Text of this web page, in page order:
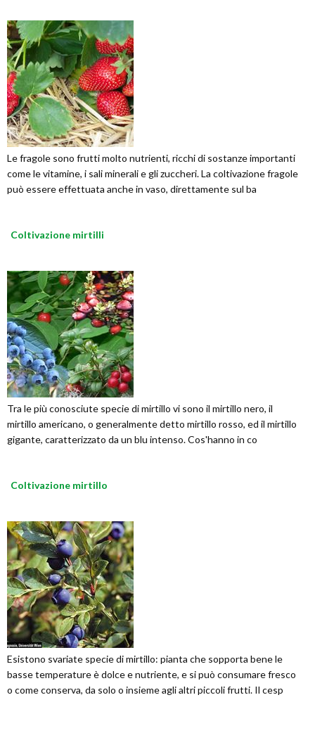
Le fragole sono frutti molto nutrienti, ricchi di sostanze importanti
come le vitamine, i sali minerali e gli zuccheri. La coltivazione fragole
può essere effettuata anche in vaso, direttamente sul ba
Coltivazione mirtilli
Tra le più conosciute specie di mirtillo vi sono il mirtillo nero, il
mirtillo americano, o generalmente detto mirtillo rosso, ed il mirtillo
gigante, caratterizzato da un blu intenso. Cos'hanno in co
Coltivazione mirtillo
Esistono svariate specie di mirtillo: pianta che sopporta bene le
basse temperature è dolce e nutriente, e si può consumare fresco
o come conserva, da solo o insieme agli altri piccoli frutti. Il cesp